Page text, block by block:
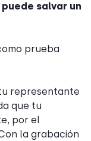
salvar un
prueba
representante
que tu
por el
la grabación